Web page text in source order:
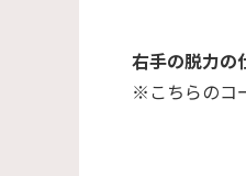
右手の脱力の
※こちらのコ